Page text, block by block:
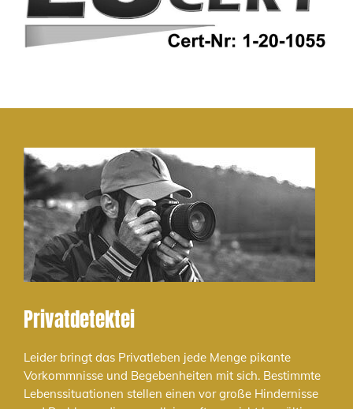
Privatdetektei
Leider bringt das Privatleben jede Menge pikante
Vorkommnisse und Begebenheiten mit sich. Bestimmte
Lebenssituationen stellen einen vor große Hindernisse